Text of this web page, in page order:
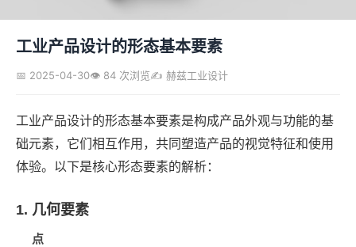
工业产品设计的形态基本要素
📅 2025-04-30👁️ 84 次浏览✍️ 赫兹工业设计
工业产品设计的形态基本要素是构成产品外观与功能的基
础元素，它们相互作用，共同塑造产品的视觉特征和使用
体验。以下是核心形态要素的解析：
1. 几何要素
点